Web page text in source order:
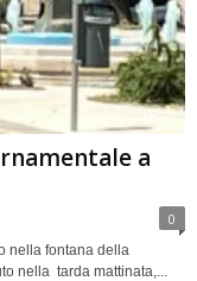
a
0
nella fontana della
nella tarda mattinata,...